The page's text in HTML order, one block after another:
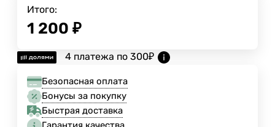
Итого:
1 200 ₽
4 платежа по 300₽
Безопасная оплата
Бонусы за покупку
Быстрая доставка